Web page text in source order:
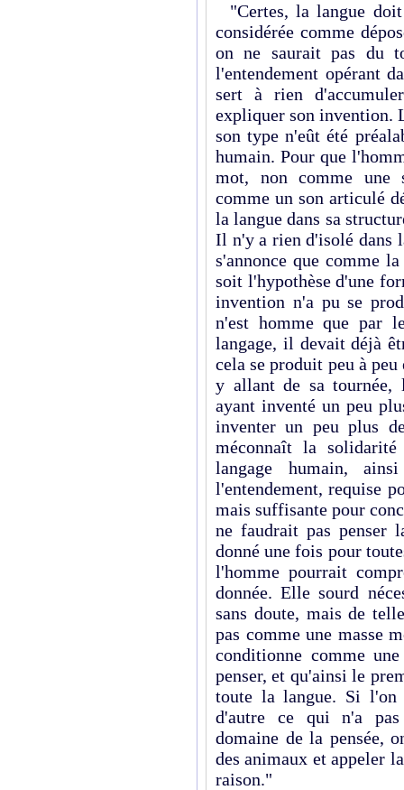
"Certes, la langue
considérée comme
on ne saurait pas du
l'entendement opérant
sert à rien
expliquer son invention.
son type n'eût été
humain. Pour que
mot, non comme une
comme un son articulé
la langue dans sa
Il n'y a rien d'isolé dans
s'annonce que comme
soit l'hypothèse d'une
invention n'a pu se
n'est homme que par
langage, il devait déjà
cela se produit peu à
y allant de sa tournée,
ayant inventé un peu
inventer un peu plus
méconnaît la
langage humain,
l'entendement, requise
mais suffisante pour
ne faudrait pas penser
donné une fois pour
l'homme pourrait
donnée. Elle sourd
sans doute, mais de
pas comme une masse
conditionne comme
penser, et qu'ainsi le
toute la langue. Si l'on
d'autre ce qui n'a pas
domaine de la pensée,
des animaux et appeler
raison."